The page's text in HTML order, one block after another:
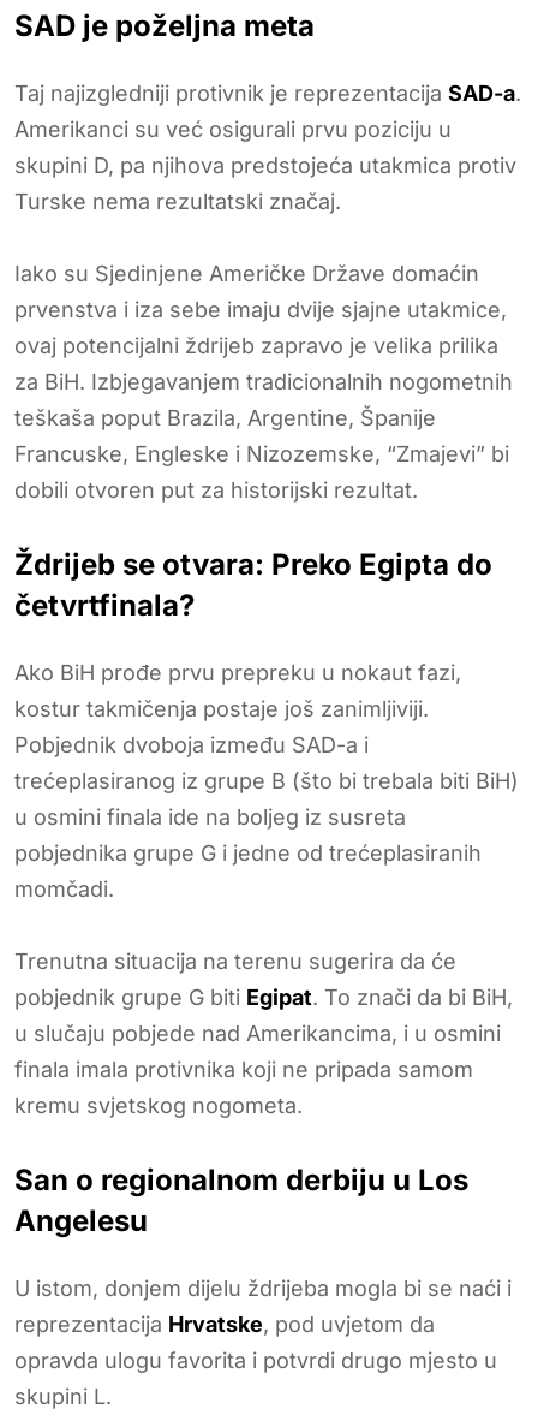
SAD je poželjna meta
Taj najizgledniji protivnik je reprezentacija SAD-a.
Amerikanci su već osigurali prvu poziciju u
skupini D, pa njihova predstojeća utakmica protiv
Turske nema rezultatski značaj.
Iako su Sjedinjene Američke Države domaćin
prvenstva i iza sebe imaju dvije sjajne utakmice,
ovaj potencijalni ždrijeb zapravo je velika prilika
za BiH. Izbjegavanjem tradicionalnih nogometnih
teškaša poput Brazila, Argentine, Španije
Francuske, Engleske i Nizozemske, “Zmajevi” bi
dobili otvoren put za historijski rezultat.
Ždrijeb se otvara: Preko Egipta do
četvrtfinala?
Ako BiH prođe prvu prepreku u nokaut fazi,
kostur takmičenja postaje još zanimljiviji.
Pobjednik dvoboja između SAD-a i
trećeplasiranog iz grupe B (što bi trebala biti BiH)
u osmini finala ide na boljeg iz susreta
pobjednika grupe G i jedne od trećeplasiranih
momčadi.
Trenutna situacija na terenu sugerira da će
pobjednik grupe G biti Egipat. To znači da bi BiH,
u slučaju pobjede nad Amerikancima, i u osmini
finala imala protivnika koji ne pripada samom
kremu svjetskog nogometa.
San o regionalnom derbiju u Los
Angelesu
U istom, donjem dijelu ždrijeba mogla bi se naći i
reprezentacija Hrvatske, pod uvjetom da
opravda ulogu favorita i potvrdi drugo mjesto u
skupini L.